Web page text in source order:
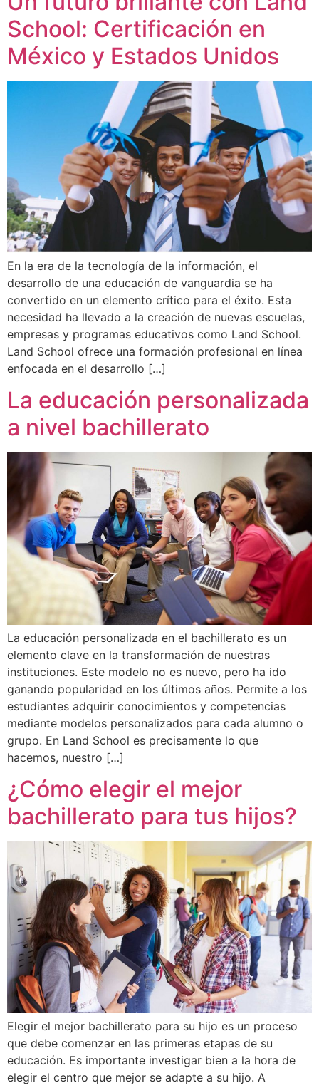
School: Certificación en
México y Estados Unidos
En la era de la tecnología de la información, el
desarrollo de una educación de vanguardia se ha
convertido en un elemento crítico para el éxito. Esta
necesidad ha llevado a la creación de nuevas escuelas,
empresas y programas educativos como Land School.
Land School ofrece una formación profesional en línea
enfocada en el desarrollo […]
La educación personalizada
a nivel bachillerato
La educación personalizada en el bachillerato es un
elemento clave en la transformación de nuestras
instituciones. Este modelo no es nuevo, pero ha ido
ganando popularidad en los últimos años. Permite a los
estudiantes adquirir conocimientos y competencias
mediante modelos personalizados para cada alumno o
grupo. En Land School es precisamente lo que
hacemos, nuestro […]
¿Cómo elegir el mejor
bachillerato para tus hijos?
Elegir el mejor bachillerato para su hijo es un proceso
que debe comenzar en las primeras etapas de su
educación. Es importante investigar bien a la hora de
elegir el centro que mejor se adapte a su hijo. A